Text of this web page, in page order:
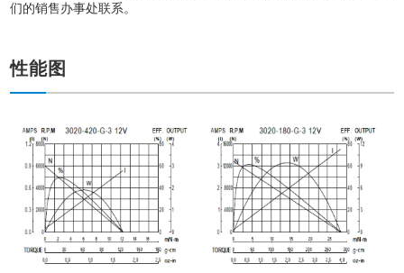
们的销售办事处联系。
性能图